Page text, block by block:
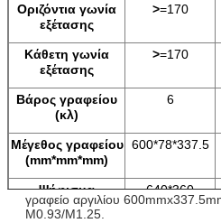
Οριζόντια γωνία
εξέτασης
>=170
Κάθετη γωνία
εξέτασης
>=170
Βάρος γραφείου
(κλ)
6
Μέγεθος γραφείου
(mm*mm*mm)
600*78*337.5
Ψήφισμα
γραφείου (px*px)
640*360
γραφείο αργιλίου
M0.93/M1.25.